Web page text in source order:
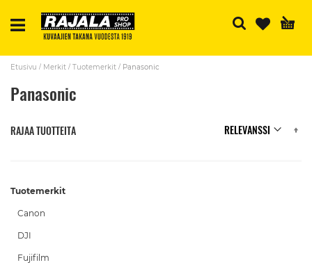
Etusivu Merkit Tuotemerkit Panasonic
Panasonic
Tuotemerkit
Canon
DJI
Fujifilm
RAJAA TUOTTEITA